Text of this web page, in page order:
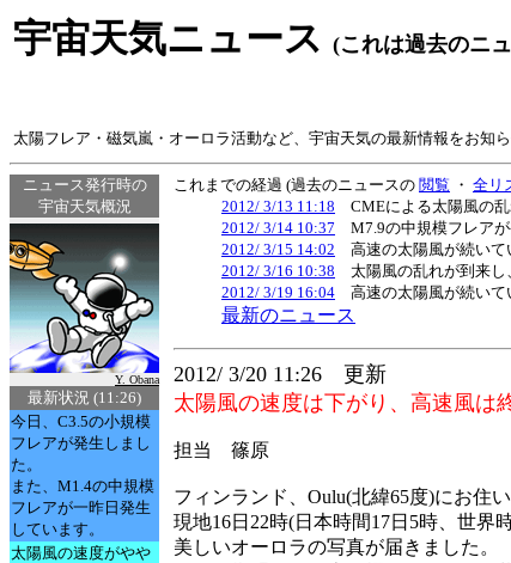
宇宙天気ニュース (これは過去のニ
太陽フレア・磁気嵐・オーロラ活動など、宇宙天気の最新情報をお知ら
ニュース発行時の
宇宙天気概況
Y. Obana
最新状況 (11:26)
今日、C3.5の小規模
フレアが発生しまし
た。
また、M1.4の中規模
フレアが一昨日発生
しています。
太陽風の速度がやや
これまでの経過 (過去のニュースの 閲覧 ・ 全リ
2012/ 3/13 11:18 CMEによる太陽風の乱
2012/ 3/14 10:37 M7.9の中規模フレアが
2012/ 3/15 14:02 高速の太陽風が続いて
2012/ 3/16 10:38 太陽風の乱れが到来し
2012/ 3/19 16:04 高速の太陽風が続いて
最新のニュース
2012/ 3/20 11:26 更新
太陽風の速度は下がり、高速風は
担当 篠原
フィンランド、Oulu(北緯65度)にお住
現地16日22時(日本時間17日5時、世界
美しいオーロラの写真が届きました。